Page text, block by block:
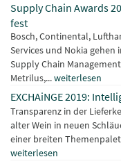
Supply Chain Awards
fest
Bosch, Continental,
Services und Nokia gehen
Supply Chain
Metrilus,...weiterlesen
EXCHAiNGE 2019:
Transparenz in der
alter Wein in neuen
einer breiten
weiterlesen